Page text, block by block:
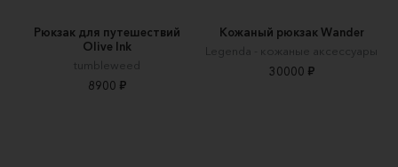
Рюкзак для путешествий
Olive Ink
tumbleweed
8900 ₽
Кожаный рюкзак Wander
Legenda - кожаные аксессуары
30000 ₽